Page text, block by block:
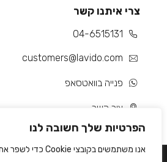
הפרטיות שלך חשובה לנו
אנו משתמשים בקובצי Cookie כדי לשפר את חווית הגלישה שלך
צרי איתנו קשר
04-6515131
customers@lavido.com
פנייה בוואטסאפ
צור קשר